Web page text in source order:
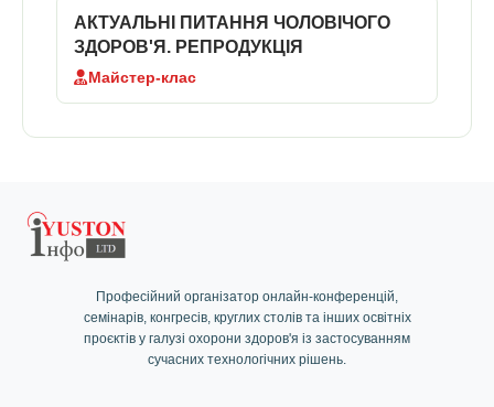
Увійти / Реєстрація
АКТУАЛЬНІ ПИТАННЯ ЧОЛОВІЧОГО
ЗДОРОВ'Я. РЕПРОДУКЦІЯ
Майстер-клас
Професійний організатор онлайн-конференцій,
семінарів, конгресів, круглих столів та інших освітніх
проєктів у галузі охорони здоров'я із застосуванням
сучасних технологічних рішень.